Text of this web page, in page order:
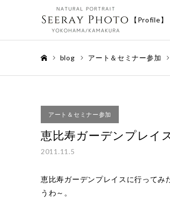
【Profile】
blog アート＆セミナー参加
アート＆セミナー参加
恵比寿ガーデンプレイ
2011.11.5
恵比寿ガーデンプレイスに行ってみ
うわ～。